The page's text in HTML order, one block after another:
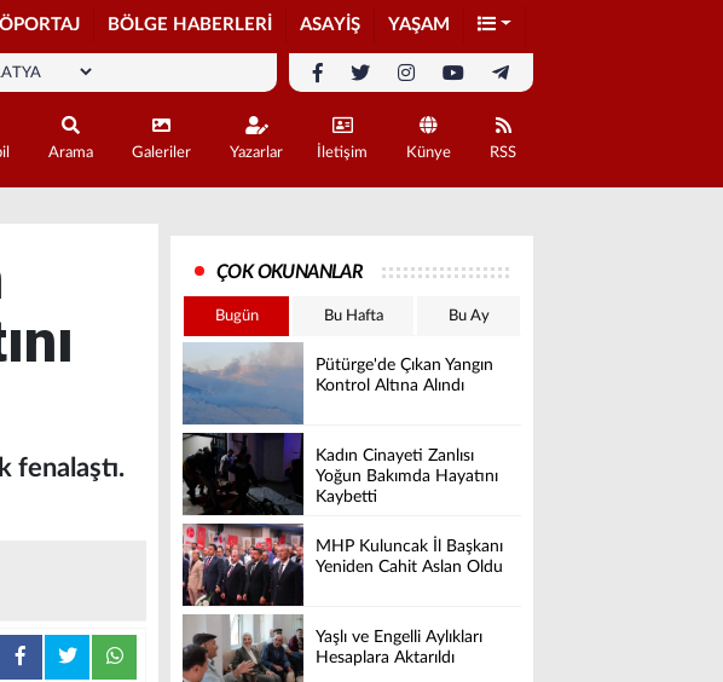
BÖLGE HABERLERİ ASAYİŞ YAŞAM
Arama Galeriler Yazarlar İletişim Künye RSS
fenalaştı.
ÇOK OKUNANLAR
Bugün Bu Hafta Bu Ay
Pütürge'de Çıkan Yangın
Kontrol Altına Alındı
Kadın Cinayeti Zanlısı
Yoğun Bakımda Hayatını
Kaybetti
MHP Kuluncak İl Başkanı
Yeniden Cahit Aslan Oldu
Yaşlı ve Engelli Aylıkları
Hesaplara Aktarıldı